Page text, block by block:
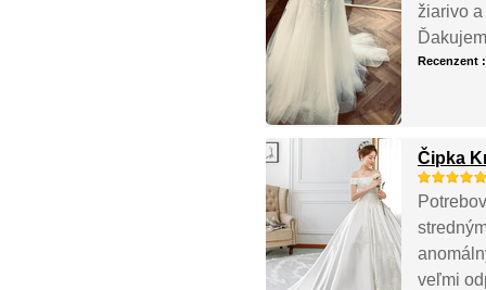
žiarivo
Recenzent
Čipka
veľmi